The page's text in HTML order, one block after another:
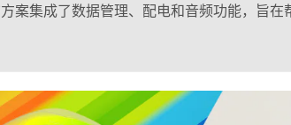
案集成了数据管理、配电和音频功能，旨在